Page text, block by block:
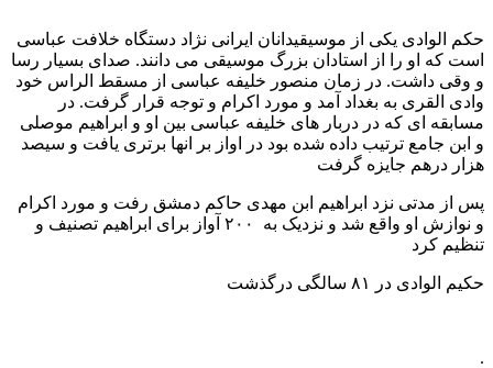
حکم الوادی یکی از موسیقیدانان ایرانی نژاد دستگاه خلافت عباسی
است که او را از استادان بزرگ موسیقی می دانند. صدای بسیار رسا
و وقی داشت. در زمان منصور خلیفه عباسی از مسقط الراس خود
وادی القری به بغداد آمد و مورد اکرام و توجه قرار گرفت. در
مسابقه ای که در دربار های خلیفه عباسی بین او و ابراهیم موصلی
و ابن جامع ترتیب داده شده بود در اواز بر انها برتری یافت و سیصد
هزار درهم جایزه گرفت
پس از مدتی نزد ابراهیم ابن مهدی حاکم دمشق رفت و مورد اکرام
و نوازش او واقع شد و نزدیک به ۲۰۰ آواز برای ابراهیم تصنیف و
تنظیم کرد
حکیم الوادی در ۸۱ سالگی درگذشت
.